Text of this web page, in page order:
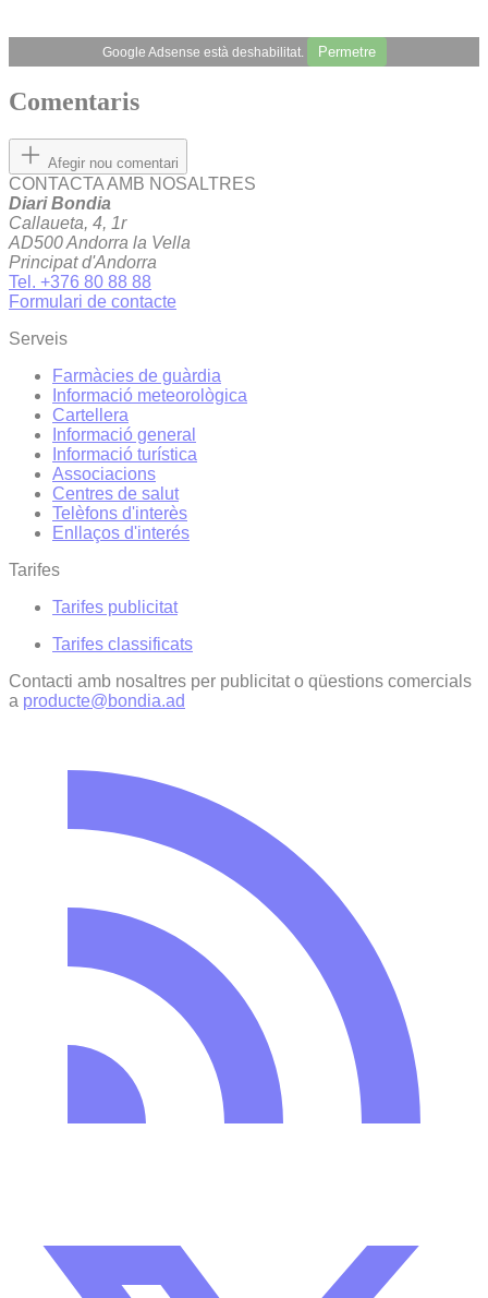
Google Adsense està deshabilitat. Permetre
Comentaris
Afegir nou comentari
CONTACTA AMB NOSALTRES
Diari Bondia
Callaueta, 4, 1r
AD500 Andorra la Vella
Principat d'Andorra
Tel. +376 80 88 88
Formulari de contacte
Serveis
Farmàcies de guàrdia
Informació meteorològica
Cartellera
Informació general
Informació turística
Associacions
Centres de salut
Telèfons d'interès
Enllaços d'interés
Tarifes
Tarifes publicitat
Tarifes classificats
Contacti amb nosaltres per publicitat o qüestions comercials
a producte@bondia.ad